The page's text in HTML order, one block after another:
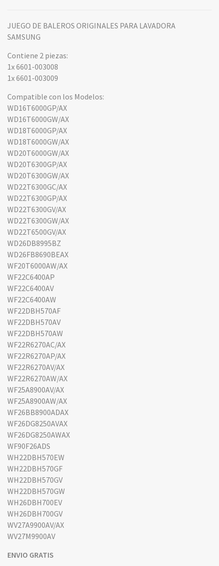
JUEGO DE BALEROS ORIGINALES PARA LAVADORA
SAMSUNG
Contiene 2 piezas:
1x 6601-003008
1x 6601-003009
Compatible con los Modelos:
WD16T6000GP/AX
WD16T6000GW/AX
WD18T6000GP/AX
WD18T6000GW/AX
WD20T6000GW/AX
WD20T6300GP/AX
WD20T6300GW/AX
WD22T6300GC/AX
WD22T6300GP/AX
WD22T6300GV/AX
WD22T6300GW/AX
WD22T6500GV/AX
WD26DB8995BZ
WD26FB8690BEAX
WF20T6000AW/AX
WF22C6400AP
WF22C6400AV
WF22C6400AW
WF22DBH570AF
WF22DBH570AV
WF22DBH570AW
WF22R6270AC/AX
WF22R6270AP/AX
WF22R6270AV/AX
WF22R6270AW/AX
WF25A8900AV/AX
WF25A8900AW/AX
WF26BB8900ADAX
WF26DG8250AVAX
WF26DG8250AWAX
WF90F26ADS
WH22DBH570EW
WH22DBH570GF
WH22DBH570GV
WH22DBH570GW
WH26DBH700EV
WH26DBH700GV
WV27A9900AV/AX
WV27M9900AV
ENVIO GRATIS